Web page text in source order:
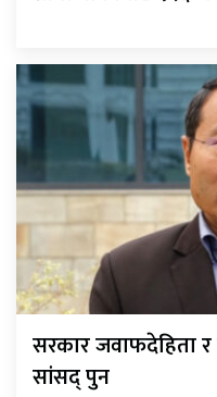
सरकार जवाफदेहिता र
सांसद् पुन